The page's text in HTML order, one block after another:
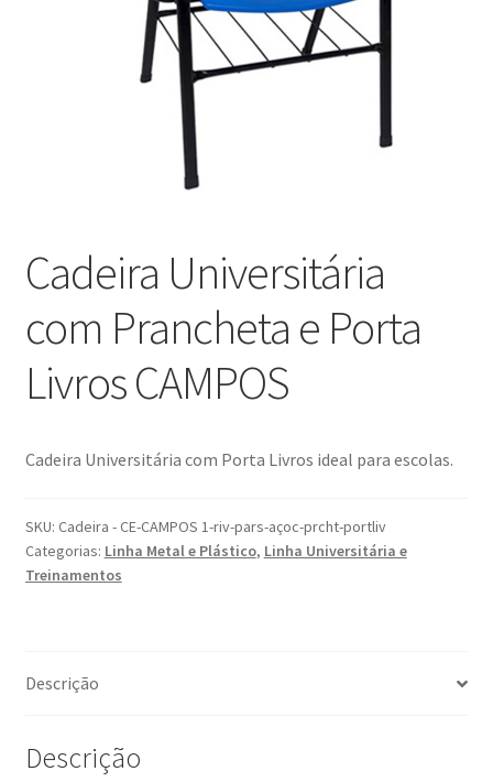
Granito
Home
Política de reembolso e devoluções
Cadeira Universitária
com Prancheta e Porta
Livros CAMPOS
Cadeira Universitária com Porta Livros ideal para escolas.
SKU: Cadeira - CE-CAMPOS 1-riv-pars-açoc-prcht-portliv
Categorias: Linha Metal e Plástico, Linha Universitária e
Treinamentos
Descrição
Descrição